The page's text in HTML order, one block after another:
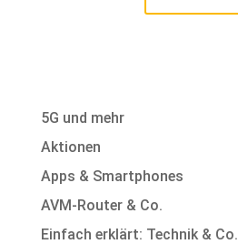
5G und mehr
Aktionen
Apps & Smartphones
AVM-Router & Co.
Einfach erklärt: Technik & Co.